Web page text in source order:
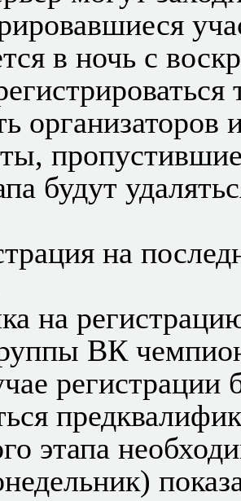
в ночь с
организаторов
будут
на
на
ВК
регистрации
этапа